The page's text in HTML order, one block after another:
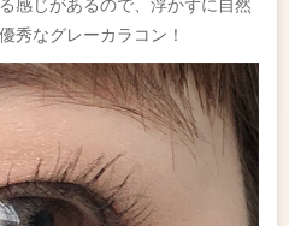
感じがあるので、浮かずに自然
秀なグレーカラコン！